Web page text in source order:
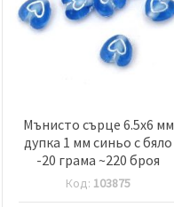
Мънисто сърце 6.5x6 мм
дупка 1 мм синьо с бяло
-20 грама ~220 броя
Код: 103875